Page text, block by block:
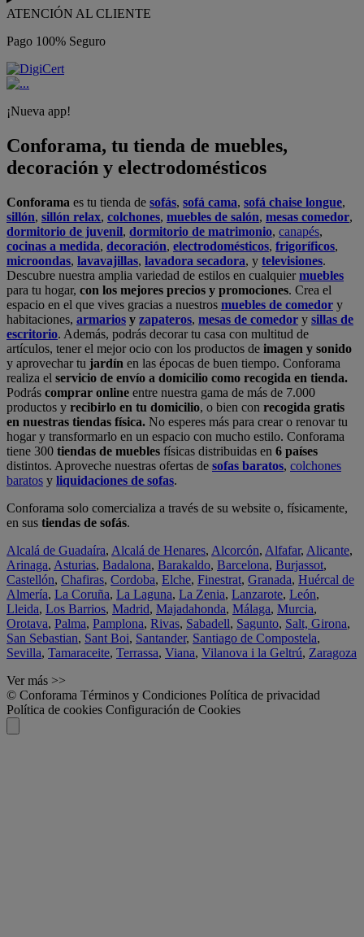
ATENCIÓN AL CLIENTE
Pago 100% Seguro
¡Nueva app!
Conforama, tu tienda de muebles,
decoración y electrodomésticos
Conforama es tu tienda de sofás, sofá cama, sofá chaise longue,
sillón, sillón relax, colchones, muebles de salón, mesas comedor,
dormitorio de juvenil, dormitorio de matrimonio, canapés,
cocinas a medida, decoración, electrodomésticos, frigoríficos,
microondas, lavavajillas, lavadora secadora, y televisiones.
Descubre nuestra amplia variedad de estilos en cualquiermuebles
para tu hogar, con los mejores precios y promociones. Crea el
espacio en el que vives gracias a nuestros muebles de comedor y
habitaciones, armarios y zapateros, mesas de comedor y sillas de
escritorio. Además, podrás decorar tu casa con multitud de
artículos, tener el mejor ocio con los productos de imagen y sonido
y aprovechar tu jardín en las épocas de buen tiempo. Conforama
realiza el servicio de envío a domicilio como recogida en tienda.
Podrás comprar online entre nuestra gama de más de 7.000
productos y recibirlo en tu domicilio, o bien con recogida gratis
en nuestras tiendas física. No esperes más para crear o renovar tu
hogar y transformarlo en un espacio con mucho estilo. Conforama
tiene 300 tiendas de muebles físicas distribuidas en 6 países
distintos. Aproveche nuestras ofertas de sofas baratos, colchones
baratos y liquidaciones de sofas.
Conforama solo comercializa a través de su website o, físicamente,
en sus tiendas de sofás.
Alcalá de Guadaíra, Alcalá de Henares, Alcorcón, Alfafar, Alicante,
Arinaga, Asturias, Badalona, Barakaldo, Barcelona, Burjassot,
Castellón, Chafiras, Cordoba, Elche, Finestrat, Granada, Huércal de
Almería, La Coruña, La Laguna, La Zenia, Lanzarote, León,
Lleida, Los Barrios, Madrid, Majadahonda, Málaga, Murcia,
Orotava, Palma, Pamplona, Rivas, Sabadell, Sagunto, Salt, Girona,
San Sebastian, Sant Boi, Santander, Santiago de Compostela,
Sevilla, Tamaraceite, Terrassa, Viana, Vilanova i la Geltrú, Zaragoza
Ver más >>
© Conforama Términos y Condiciones Política de privacidad
Política de cookies Configuración de Cookies